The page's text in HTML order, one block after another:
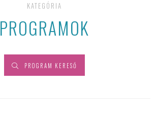
KATEGÓRIA
PROGRAMOK
PROGRAM KERESŐ